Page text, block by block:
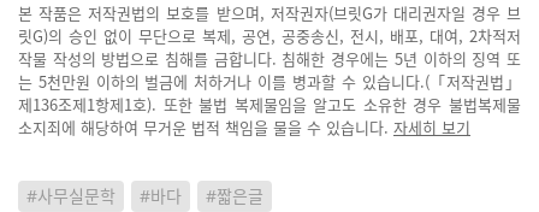
본 작품은 저작권법의 보호를 받으며, 저작권자(브릿G가 대리권자일 경우 브
릿G)의 승인 없이 무단으로 복제, 공연, 공중송신, 전시, 배포, 대여, 2차적저
작물 작성의 방법으로 침해를 금합니다. 침해한 경우에는 5년 이하의 징역 또
는 5천만원 이하의 벌금에 처하거나 이를 병과할 수 있습니다.(「저작권법」
제136조제1항제1호). 또한 불법 복제물임을 알고도 소유한 경우 불법복제물
소지죄에 해당하여 무거운 법적 책임을 물을 수 있습니다. 자세히 보기
#사무실문학 #바다 #짧은글